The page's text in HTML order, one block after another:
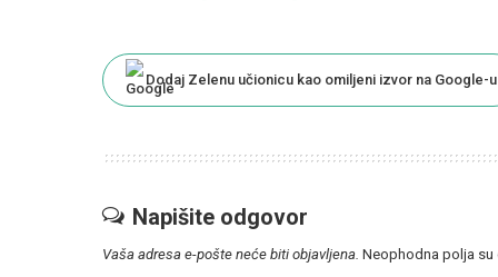
Dodaj Zelenu učionicu kao omiljeni izvor na Google-u
Napišite odgovor
Vaša adresa e-pošte neće biti objavljena. Neophodna polja su